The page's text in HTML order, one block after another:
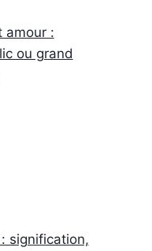
amour :
ou grand
signification,